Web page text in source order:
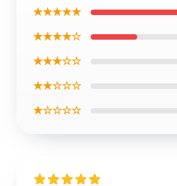
★★★★★
★★★★☆
★★★☆☆
★★☆☆☆
★☆☆☆☆